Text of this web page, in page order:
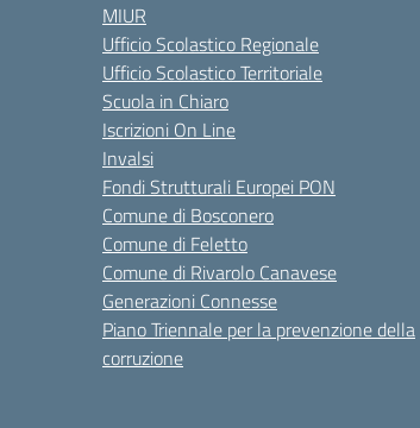
MIUR
Ufficio Scolastico Regionale
Ufficio Scolastico Territoriale
Scuola in Chiaro
Iscrizioni On Line
Invalsi
Fondi Strutturali Europei PON
Comune di Bosconero
Comune di Feletto
Comune di Rivarolo Canavese
Generazioni Connesse
Piano Triennale per la prevenzione della
corruzione